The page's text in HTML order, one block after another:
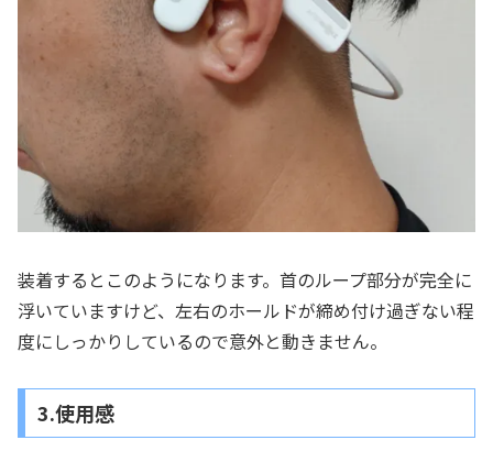
装着するとこのようになります。首のループ部分が完全に
浮いていますけど、左右のホールドが締め付け過ぎない程
度にしっかりしているので意外と動きません。
3.使用感